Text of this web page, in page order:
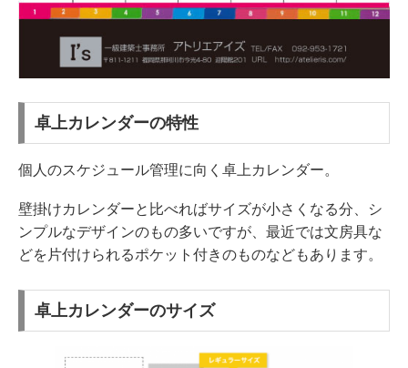
卓上カレンダーの特性
個人のスケジュール管理に向く卓上カレンダー。
壁掛けカレンダーと比べればサイズが小さくなる分、シ
ンプルなデザインのもの多いですが、最近では文房具な
どを片付けられるポケット付きのものなどもあります。
卓上カレンダーのサイズ